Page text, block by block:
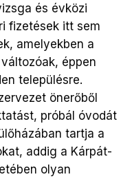
és évközi
fizetések itt sem
amelyekben a
éppen
településre.
önerőből
próbál óvodát
tartja a
addig a Kárpát-
olyan